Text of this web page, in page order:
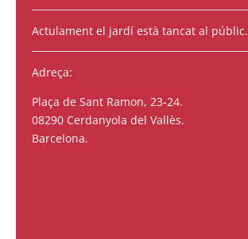
Actulament el jardí està tancat al públic.
Adreça:
Plaça de Sant Ramon, 23-24.
08290 Cerdanyola del Vallès.
Barcelona.